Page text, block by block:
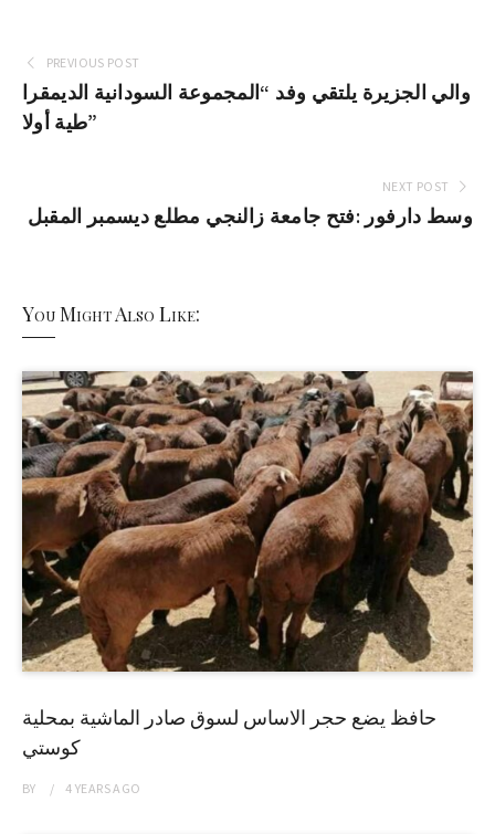
PREVIOUS POST
والي الجزيرة يلتقي وفد “المجموعة السودانية الديمقرا
طية أولا”
NEXT POST
وسط دارفور :فتح جامعة زالنجي مطلع ديسمبر المقبل
You Might Also Like:
حافظ يضع حجر الاساس لسوق صادر الماشية بمحلية
كوستي
BY 4 YEARSAGO